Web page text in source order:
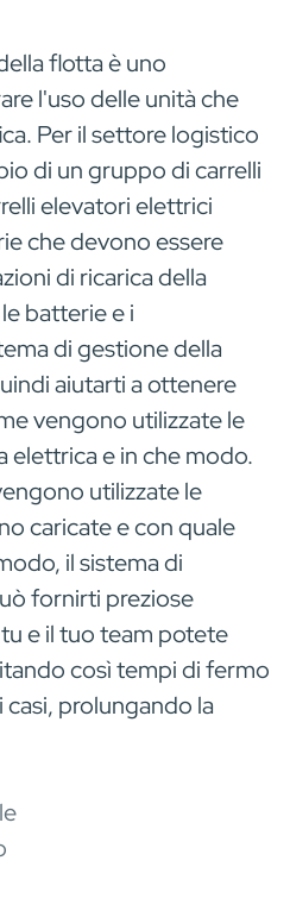
flotta è uno
l'uso delle unità che
Per il settore logistico
di un gruppo di carrelli
elevatori elettrici
che devono essere
di ricarica della
batterie e i
di gestione della
aiutarti a ottenere
vengono utilizzate le
elettrica e in che modo.
utilizzate le
caricate e con quale
il sistema di
fornirti preziose
e il tuo team potete
così tempi di fermo
prolungando la